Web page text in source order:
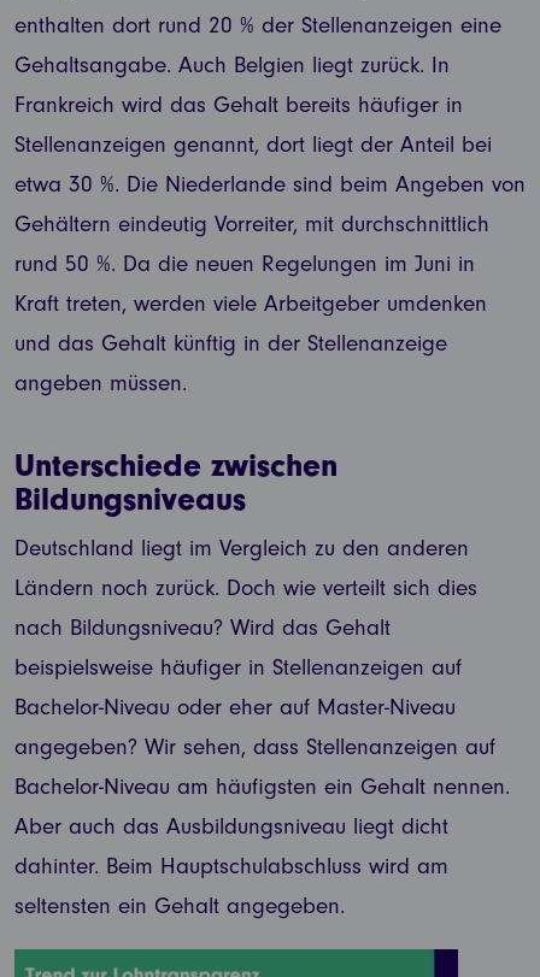
enthalten dort rund 20 % der Stellenanzeigen eine
Gehaltsangabe. Auch Belgien liegt zurück. In
Frankreich wird das Gehalt bereits häufiger in
Stellenanzeigen genannt, dort liegt der Anteil bei
etwa 30 %. Die Niederlande sind beim Angeben von
Gehältern eindeutig Vorreiter, mit durchschnittlich
rund 50 %. Da die neuen Regelungen im Juni in
Kraft treten, werden viele Arbeitgeber umdenken
und das Gehalt künftig in der Stellenanzeige
angeben müssen.
Unterschiede zwischen
Bildungsniveaus
Deutschland liegt im Vergleich zu den anderen
Ländern noch zurück. Doch wie verteilt sich dies
nach Bildungsniveau? Wird das Gehalt
beispielsweise häufiger in Stellenanzeigen auf
Bachelor-Niveau oder eher auf Master-Niveau
angegeben? Wir sehen, dass Stellenanzeigen auf
Bachelor-Niveau am häufigsten ein Gehalt nennen.
Aber auch das Ausbildungsniveau liegt dicht
dahinter. Beim Hauptschulabschluss wird am
seltensten ein Gehalt angegeben.